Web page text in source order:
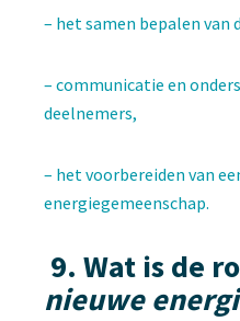
– het samen bepalen
– communicatie en
deelnemers,
– het voorbereiden van
energiegemeenschap.
9. Wat is de
nieuwe